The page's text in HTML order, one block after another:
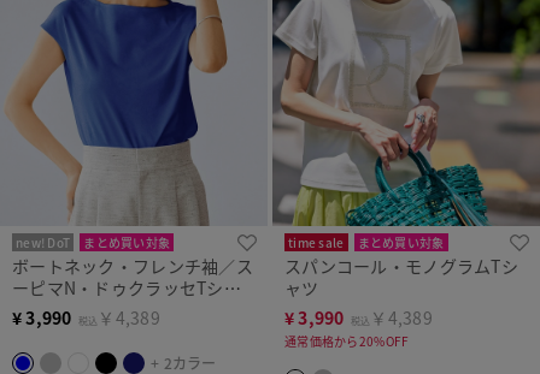
new! DoT まとめ買い対象
ボートネック・フレンチ袖／ス
ーピマN・ドゥクラッセTシャ
ツ
¥3,990 税込 ￥4,389
+ 2カラー
time sale まとめ買い対象
スパンコール・モノグラムTシ
ャツ
¥3,990 税込 ￥4,389
通常価格から20%OFF